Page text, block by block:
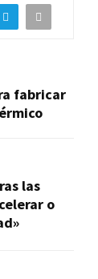
fabricar
las
o